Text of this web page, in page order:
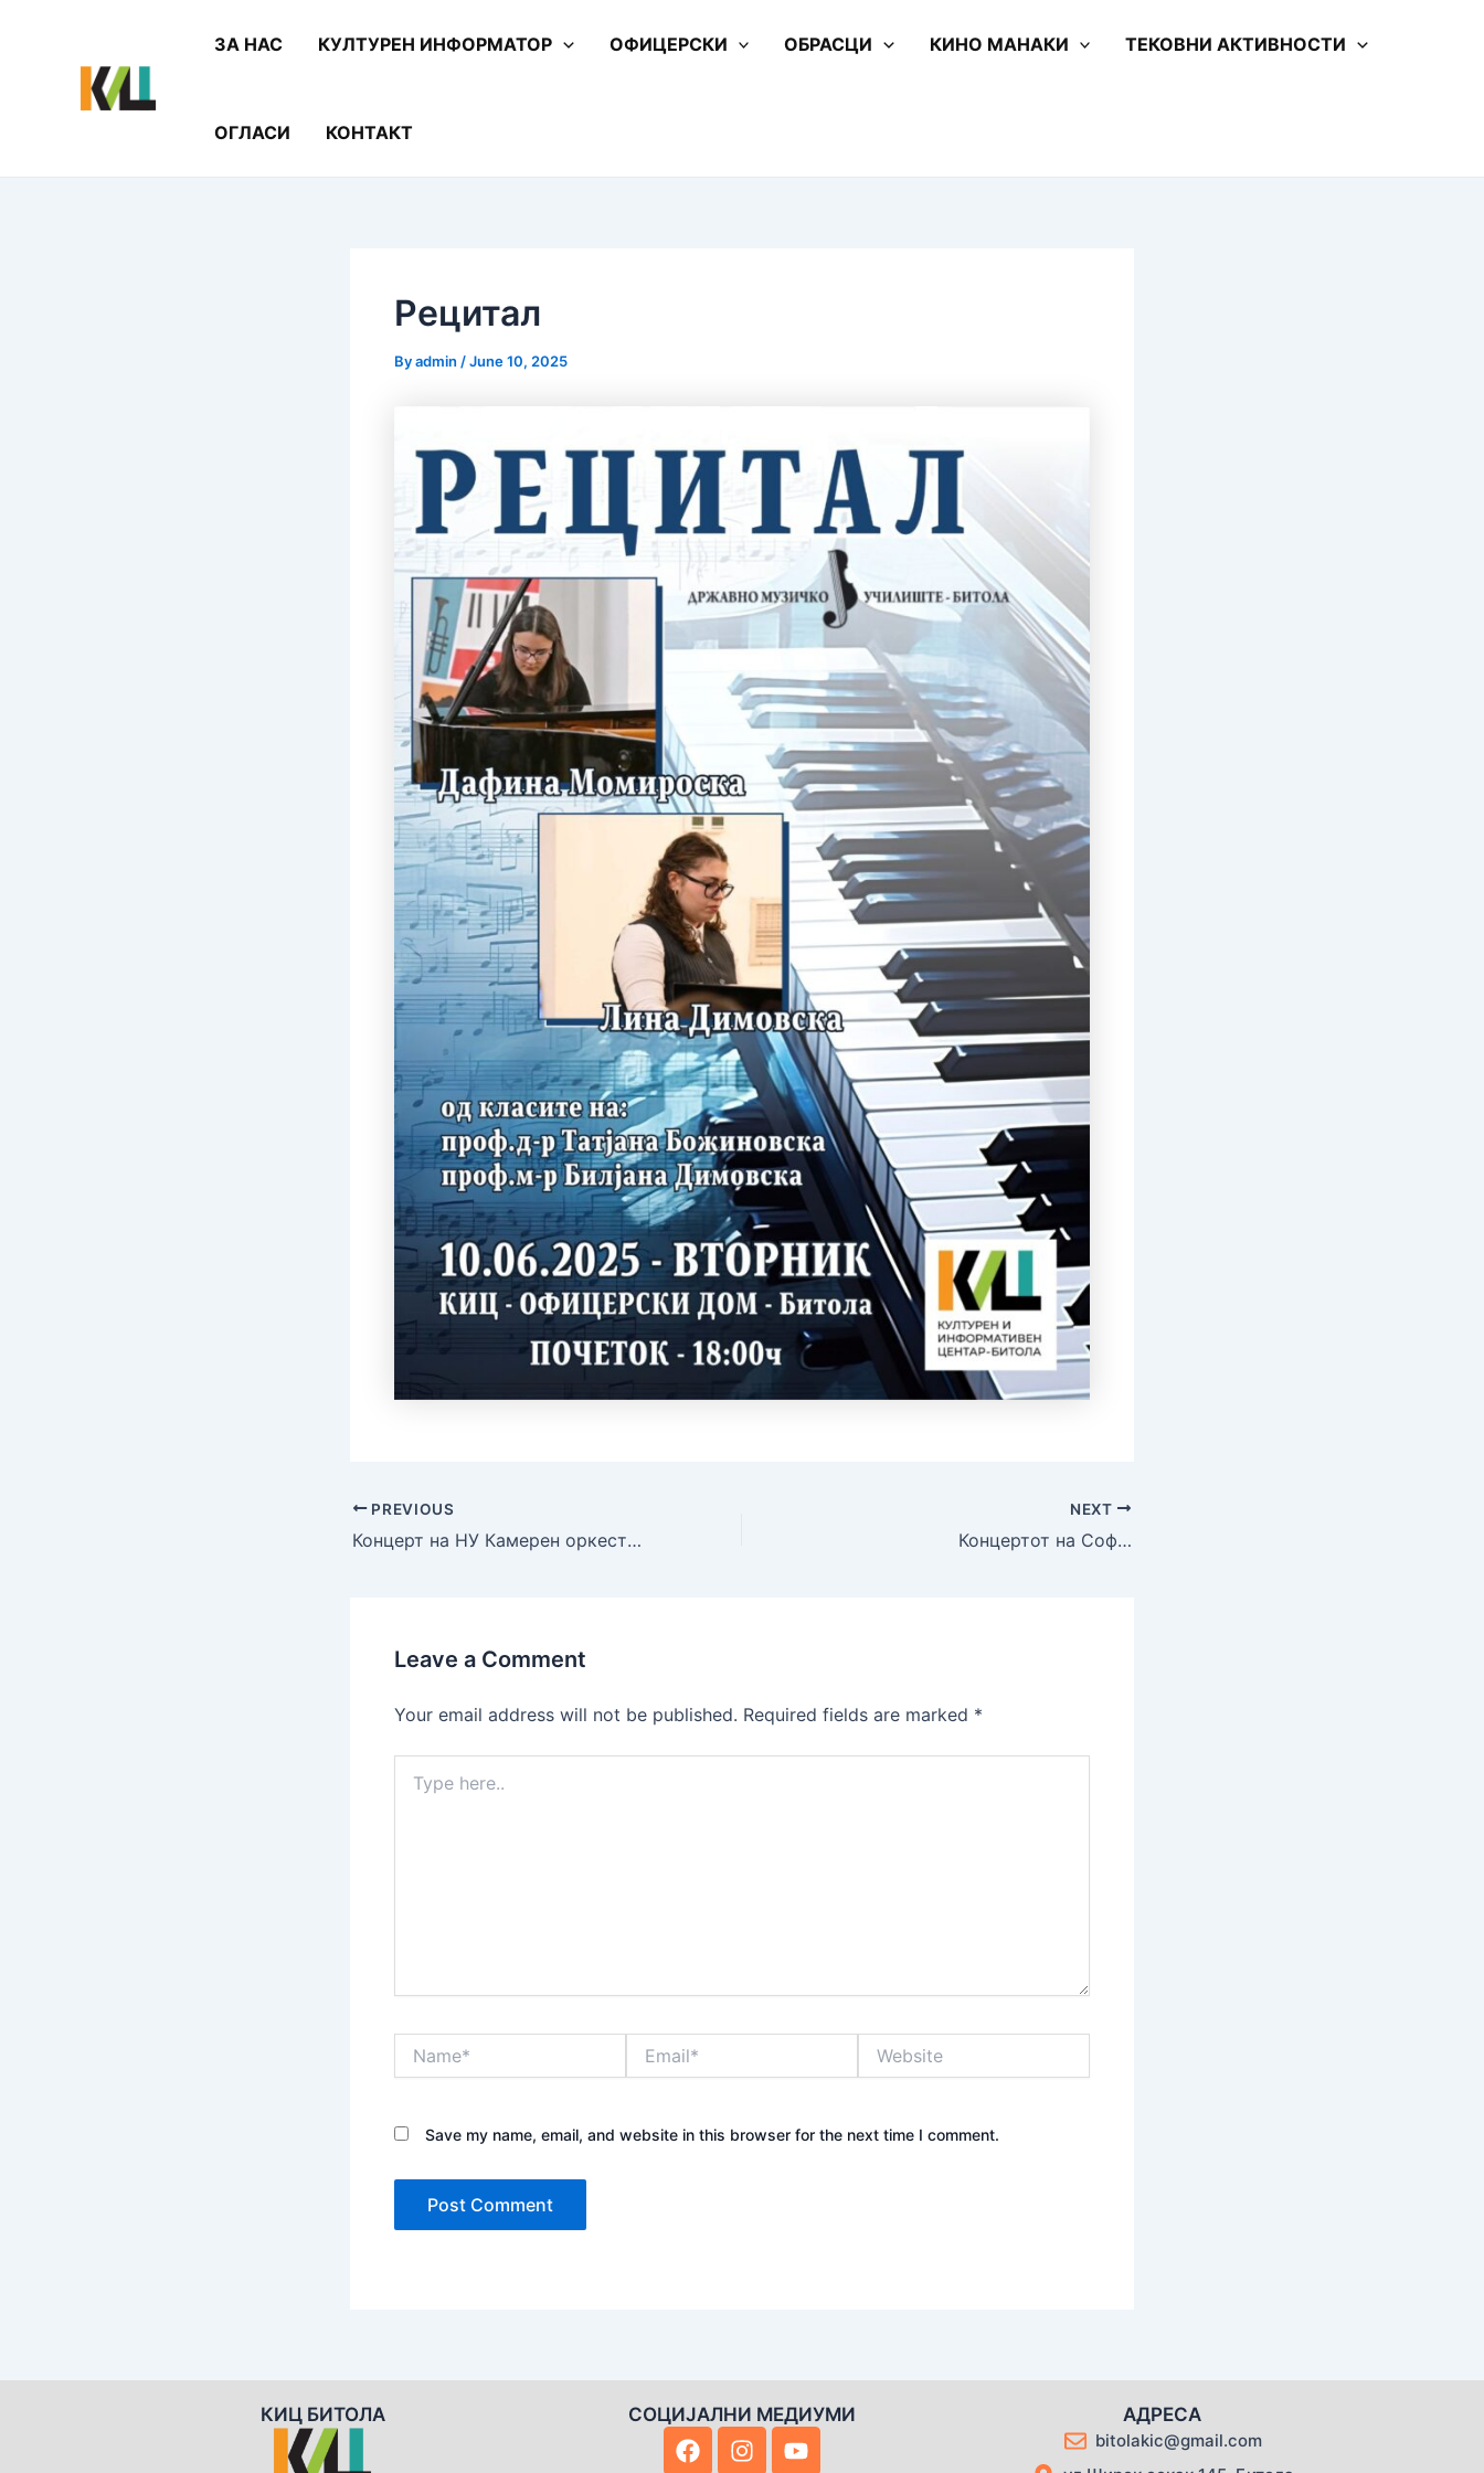
ЗА НАС КУЛТУРЕН ИНФОРМАТОР ОФИЦЕРСКИ ОБРАСЦИ КИНО МАНАКИ ТЕКОВНИ АКТИВНОСТИ
ОГЛАСИ КОНТАКТ
Рецитал
Byadmin /June 10, 2025
navigation
PREVIOUS
Концерт на НУ Камерен оркестар Битола
NEXT
Концертот на Софија Михајловска
Leave a Comment
Your email address will not be published. Required fields are marked *
here..
Save my name, email, and website in this browser for the next time I comment.
КИЦ БИТОЛА СОЦИЈАЛНИ МЕДИУМИ
F
a
I
n
Y
o
АДРЕСА
bitolakic@gmail.com